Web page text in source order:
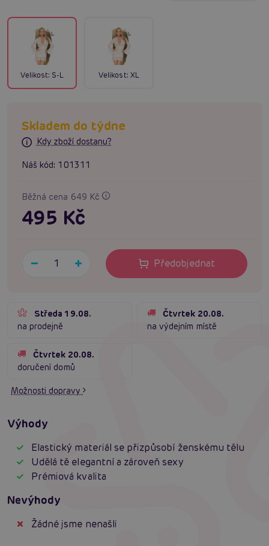
Velikost: S-L Velikost: XL
Skladem do týdne
Kdy zboží dostanu?
Náš kód: 101311
Běžná cena 649 Kč
495 Kč
Předobjednat
Středa 19.08.
na prodejně
Čtvrtek 20.08.
na výdejním místě
Čtvrtek 20.08.
doručení domů
Možnosti dopravy
Výhody
Elastický materiál se přizpůsobí ženskému tělu
Udělá tě elegantní a zároveň sexy
Prémiová kvalita
Nevýhody
Žádné jsme nenašli